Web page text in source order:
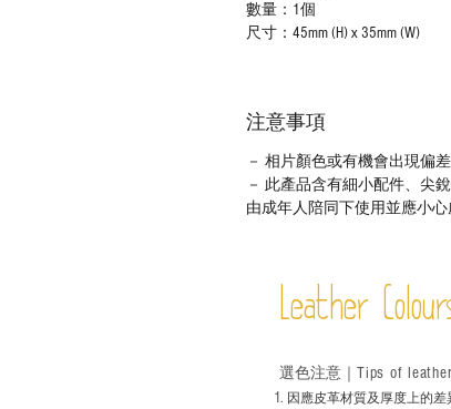
數量：1個
尺寸：45mm (H) x 35mm (W)
注意事項
－ 相片顏色或有機會出現偏
－ 此產品含有細小配件、尖
由成年人陪同下使用並應小心
Leather
1. ​ 因應皮革材質及厚度上的
選色注意｜ Tips of